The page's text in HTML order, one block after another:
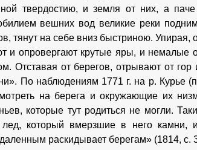
твердостию, и земля от них, а
вешних вод великие реки
тянут на себе вниз быстриною. Упирая,
и опровергают крутые яры, и немалые
Отставая от берегов, отрывают от гор
По наблюдениям 1771 г. на р. Курье
на берега и окружающие их
которые тут родиться не могли.
который вмерзшие в него камни,
раскидывает берегам» (1814, с.